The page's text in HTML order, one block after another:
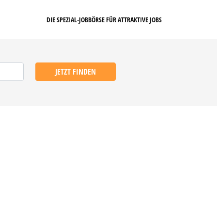
DIE SPEZIAL-JOBBÖRSE FÜR ATTRAKTIVE JOBS
JETZT FINDEN